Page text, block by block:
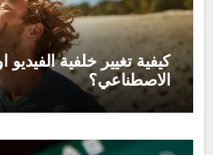
كيفية تغيير خلفية الفيديو
الاصطناعي؟